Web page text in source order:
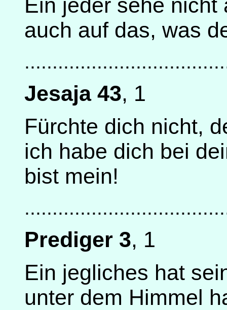
Ein jeder sehe
auch auf das, was
Jesaja 43, 1
Fürchte dich nicht,
ich habe dich bei
bist mein!
Prediger 3, 1
Ein jegliches hat
unter dem Himmel